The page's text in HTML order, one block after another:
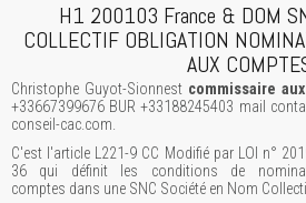
H1 200103 France & DOM
COLLECTIF OBLIGATION
AUX
Christophe Guyot-Sionnest commissaire
+33667399676 BUR +33188245403 mail
conseil-cac.com.
C'est l'article L221-9 CC Modifié par LOI n°
36 qui définit les conditions de
comptes dans une SNC Société en Nom